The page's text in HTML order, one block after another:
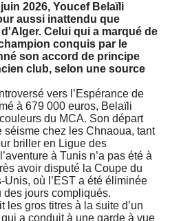
juin 2026, Youcef Belaïli
aussi inattendu que
Celui qui a marqué de
conquis par le
son accord de principe
club, selon une source
vers l’Espérance de
à 679 000 euros, Belaïli
du MCA. Son départ
chez les Chnaoua, tant
briller en Ligue des
à Tunis n’a pas été à
avoir disputé la Coupe du
où l’EST a été éliminée
jours compliqués.
les gros titres à la suite d’un
a conduit à une garde à vue